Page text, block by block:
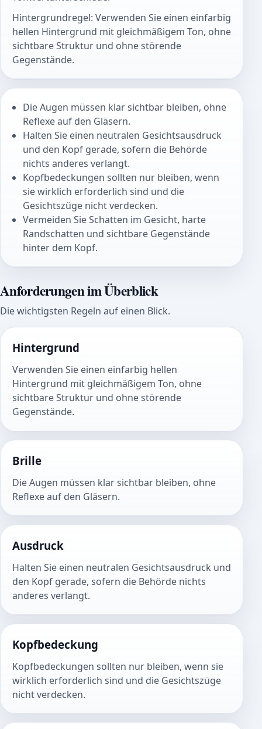
Hintergrundregel: Verwenden Sie einen einfarbig
hellen Hintergrund mit gleichmäßigem Ton, ohne
sichtbare Struktur und ohne störende
Gegenstände.
Die Augen müssen klar sichtbar bleiben, ohne
Reflexe auf den Gläsern.
Halten Sie einen neutralen Gesichtsausdruck
und den Kopf gerade, sofern die Behörde
nichts anderes verlangt.
Kopfbedeckungen sollten nur bleiben, wenn
sie wirklich erforderlich sind und die
Gesichtszüge nicht verdecken.
Vermeiden Sie Schatten im Gesicht, harte
Randschatten und sichtbare Gegenstände
hinter dem Kopf.
Anforderungen im Überblick
Die wichtigsten Regeln auf einen Blick.
Hintergrund
Verwenden Sie einen einfarbig hellen
Hintergrund mit gleichmäßigem Ton, ohne
sichtbare Struktur und ohne störende
Gegenstände.
Brille
Die Augen müssen klar sichtbar bleiben, ohne
Reflexe auf den Gläsern.
Ausdruck
Halten Sie einen neutralen Gesichtsausdruck und
den Kopf gerade, sofern die Behörde nichts
anderes verlangt.
Kopfbedeckung
Kopfbedeckungen sollten nur bleiben, wenn sie
wirklich erforderlich sind und die Gesichtszüge
nicht verdecken.